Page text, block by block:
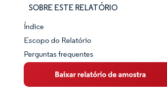
SOBRE ESTE RELATÓRIO
Panorama do Mercado
Visão Geral do Mercado
Principais Tendências de Mercado
Índice
Escopo do Relatório
Perguntas frequentes